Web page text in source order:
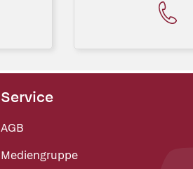
Service
AGB
Mediengruppe